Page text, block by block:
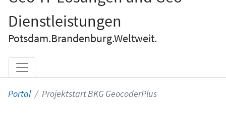
Dienstleistungen
Potsdam.Brandenburg.Weltweit.
Portal Projektstart BKG GeocoderPlus